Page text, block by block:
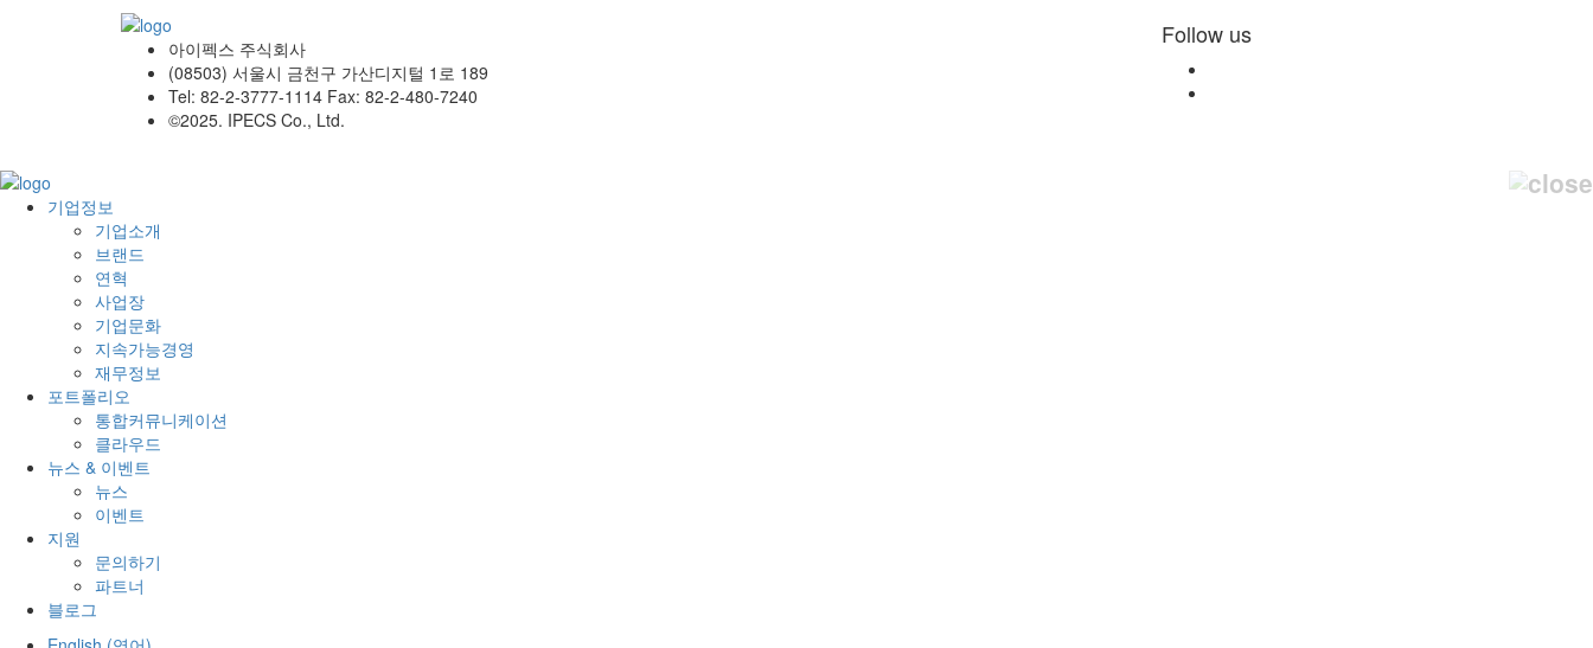
아이펙스 주식회사
(08503) 서울시 금천구 가산디지털 1로 189
Tel: 82-2-3777-1114 Fax: 82-2-480-7240
©2025. IPECS Co., Ltd.
Follow us
기업정보
기업소개
브랜드
연혁
사업장
기업문화
지속가능경영
재무정보
포트폴리오
통합커뮤니케이션
클라우드
뉴스 & 이벤트
뉴스
이벤트
지원
문의하기
파트너
블로그